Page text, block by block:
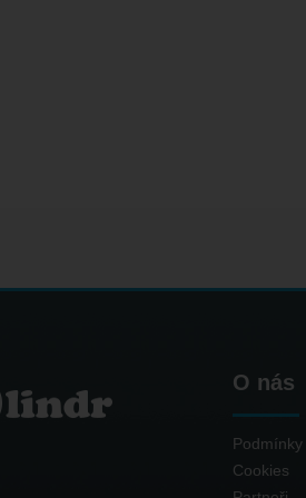
O nás
Cookies